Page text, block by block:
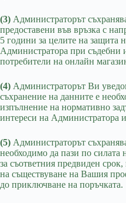
(3) Администраторът
предоставени във връзка с
5 години за целите на защита
Администратора при съдебни
потребители на онлайн
(4) Администраторът Ви
съхранение на данните е
изпълнение на нормативно
интереси на Администратора
(5) Администраторът
необходимо да пази по силата
за съответния предвиден
на съществуване на Вашия
до приключване на поръчката.